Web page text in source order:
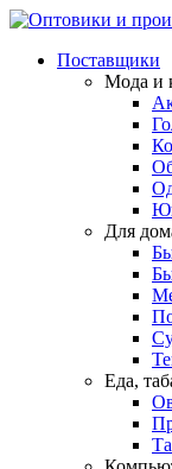
Поставщики
Мода и
Для
Еда,